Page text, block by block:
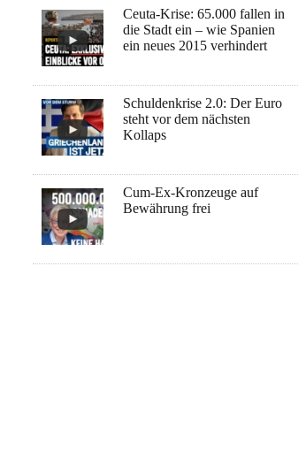
Ceuta-Krise: 65.000 fallen in
die Stadt ein – wie Spanien
ein neues 2015 verhindert
Schuldenkrise 2.0: Der Euro
steht vor dem nächsten
Kollaps
Cum-Ex-Kronzeuge auf
Bewährung frei